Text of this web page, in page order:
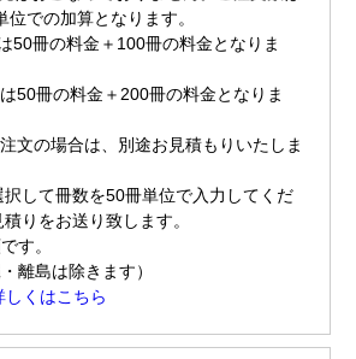
での加算となります。
50冊の料金＋100冊の料金となりま
50冊の料金＋200冊の料金となりま
文の場合は、別途お見積もりいたしま
して冊数を50冊単位で入力してくだ
りをお送り致します。
す。
離島は除きます）
くはこちら